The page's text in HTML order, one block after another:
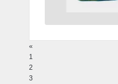
«
1
2
3